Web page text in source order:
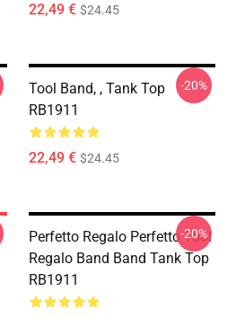
22,49 € $24.45
Tool Band, , Tank Top
RB1911
22,49 € $24.45
-20%
Perfetto Regalo Perfetto Tool
Regalo Band Band Tank Top
RB1911
-20%